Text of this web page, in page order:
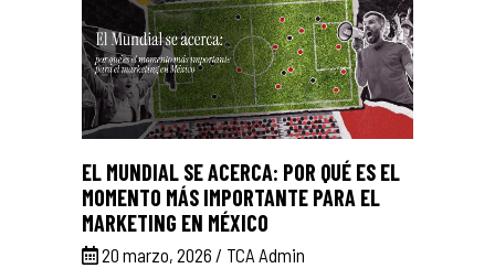
EL MUNDIAL SE ACERCA: POR QUÉ ES EL
MOMENTO MÁS IMPORTANTE PARA EL
MARKETING EN MÉXICO
20 marzo, 2026 TCA Admin